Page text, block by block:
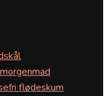
flødeskum